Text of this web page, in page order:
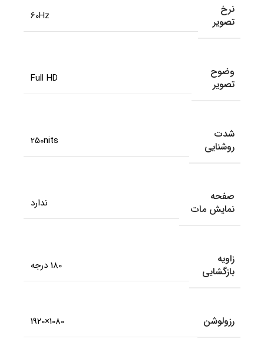
نرخ
تصویر
60Hz
وضوح
تصویر
Full HD
شدت
روشنایی
250nits
صفحه
نمایش مات
ندارد
زاویه
بازگشایی
180 درجه
رزولوشن 1080×1920